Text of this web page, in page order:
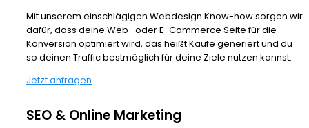
Mit unserem einschlägigen Webdesign Know-how sorgen wir
dafür, dass deine Web- oder E-Commerce Seite für die
Konversion optimiert wird, das heißt Käufe generiert und du
so deinen Traffic bestmöglich für deine Ziele nutzen kannst.
Jetzt anfragen
SEO & Online Marketing